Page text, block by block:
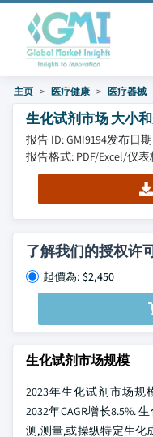
主页 医疗健康 医疗器械
生化试剂市场 大小
报告 ID: GMI9194发布日
报告格式: PDF/Excel/仪
了解我们的授权许
起價為: $2,450
生化试剂市场规模
2023年生化试剂市场规
2032年CAGR增长8.5%.
测,测量,或操纵特定生化